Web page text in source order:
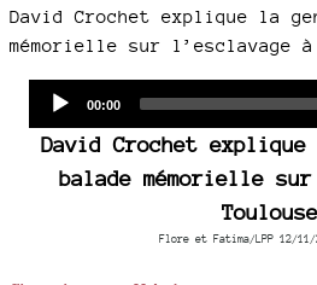
David Crochet explique la
mémorielle sur l’esclavage
Current
00:00
David Crochet
balade mémorielle
Toulouse
Flore et Fatima/LPP 12/11/